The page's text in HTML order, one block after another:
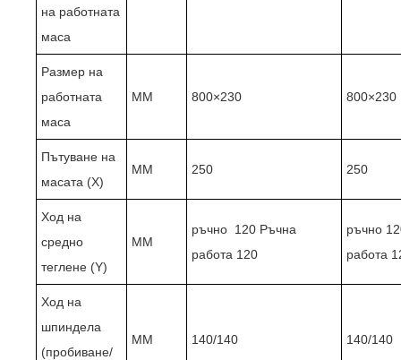
на работната
маса
Размер на
работната
маса
ММ 800×230 800×230
Пътуване на
масата (X)
ММ 250 250
Ход на
средно
теглене (Y)
ММ
ръчно 120 Ръчна
работа 120
ръчно
работа
Ход на
шпиндела
(пробиване/
ММ 140/140 140/140